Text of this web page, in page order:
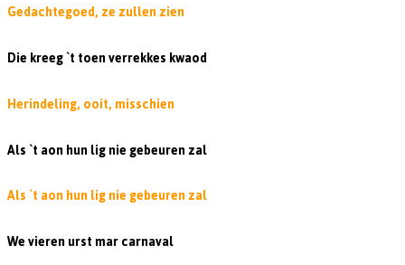
Gedachtegoed, ze zullen zien
Die kreeg `t toen verrekkes kwaod
Herindeling, ooit, misschien
Als `t aon hun lig nie gebeuren zal
Als `t aon hun lig nie gebeuren zal
We vieren urst mar carnaval